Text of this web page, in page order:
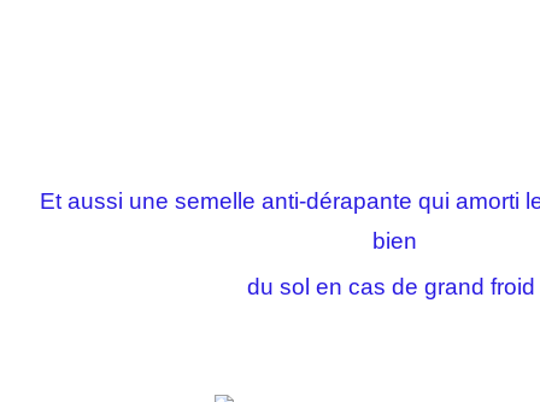
Et aussi une semelle anti-dérapante qui amorti
bien
du sol en cas de grand froid